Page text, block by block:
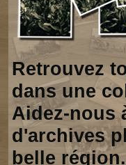
Retrouvez
dans une
Aidez-nous
d'archives
belle région.